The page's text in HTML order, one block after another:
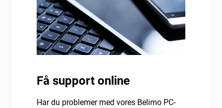
Få support online
Har du problemer med vores Belimo PC-